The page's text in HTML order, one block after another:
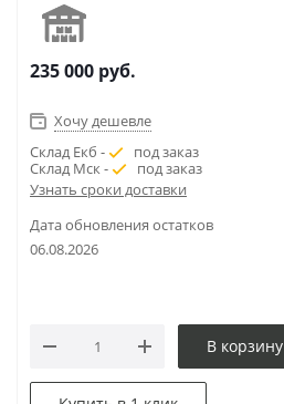
235 000 руб.
Хочу дешевле
Склад Екб -
под заказ
Склад Мск -
под заказ
Узнать сроки доставки
Дата обновления остатков
06.08.2026
В корзину